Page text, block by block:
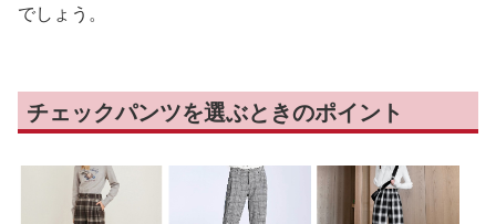
でしょう。
チェックパンツを選ぶときのポイント